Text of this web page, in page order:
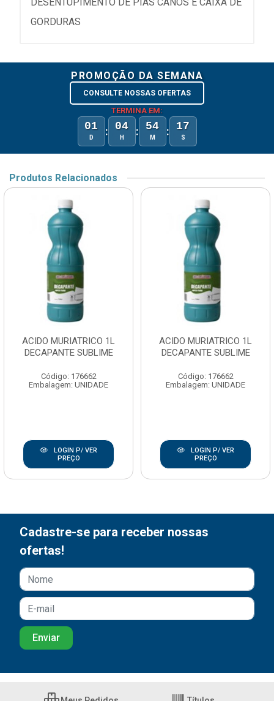
GORDURAS
PROMOÇÃO DA SEMANA
CONSULTE NOSSAS OFERTAS
TERMINA EM:
01
D : 04
H : 54
M : 16
S
Produtos Relacionados
ACIDO MURIATRICO 1L
DECAPANTE SUBLIME
Código: 176662
Embalagem: UNIDADE
LOGIN P/ VER
PREÇO
ACIDO MURIATRICO 1L
DECAPANTE SUBLIME
Código: 176662
Embalagem: UNIDADE
LOGIN P/ VER
PREÇO
Cadastre-se para receber nossas
ofertas!